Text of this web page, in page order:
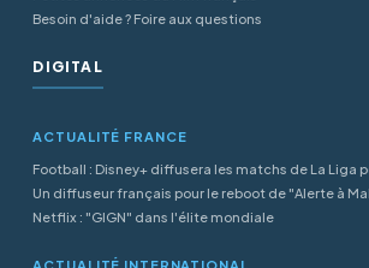
Besoin d'aide ? Foire aux questions
DIGITAL
ACTUALITÉ FRANCE
Football : Disney+ diffusera les matchs de La Liga
Un diffuseur français pour le reboot de "Alerte à
Netflix : "GIGN" dans l'élite mondiale